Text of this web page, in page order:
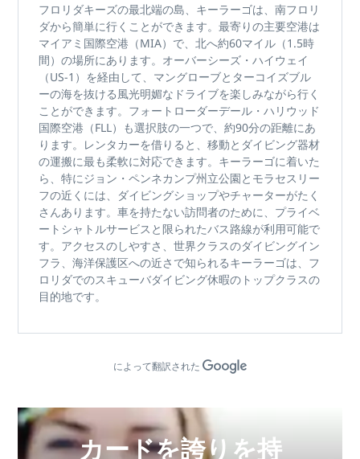
フロリダキーズの最北端の島、 キーラーゴは 、南フロリ
ダから簡単に行くことができます。最寄りの主要空港は
マイアミ国際空港（MIA） で、北へ約60マイル（1.5時
間）の場所にあります。 オーバーシーズ・ハイウェイ
（US-1） を経由して、マングローブとターコイズブル
ーの海を抜ける風光明媚なドライブを楽しみながら行く
ことができます。 フォートローダーデール・ハリウッド
国際空港（FLL）も選択肢の一つで、約90分の距離にあ
ります。レンタカーを借りると、移動とダイビング器材
の運搬に最も柔軟に対応できます。キーラーゴに着いた
ら、特にジョン・ペンネカンプ州立公園と モラセスリー
フの近くには、ダイビングショップやチャーターがたく
さんあります。車を持たない訪問者のために、プライベ
ートシャトルサービスと限られたバス路線が利用可能で
す。 アクセスのしやすさ、世界クラスのダイビングイン
フラ、海洋保護区への近さで知られるキーラーゴは、 フ
ロリダでのスキューバダイビング休暇のトップクラスの
目的地です。
によって翻訳された
カードを誇りを持